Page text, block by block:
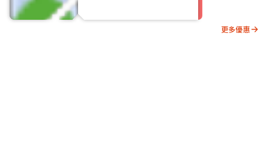
更多優惠